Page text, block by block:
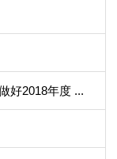
好2018年度 ...